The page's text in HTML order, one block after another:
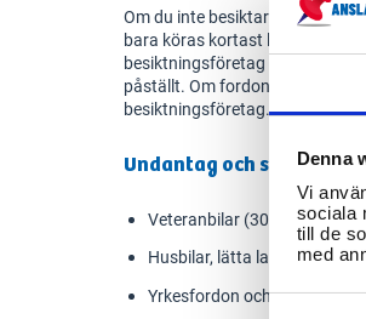
Denna
Vi
sociala
till de
med
Consent
Om du inte besiktar fordonet i
bara köras kortast lämpliga väg
besiktningsföretag för
påställt. Om fordonet är
besiktningsföretag.
Undantag och
Veteranbilar (30 år eller
Husbilar, lätta lastbilar och
Yrkesfordon och taxi har